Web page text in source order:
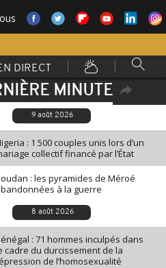
DIRECT
MINUTE
9 août 2026
: 1 500 couples unis lors d’un
collectif financé par l’État
: les pyramides de Méroé
à la guerre
8 août 2026
: 71 hommes inculpés dans
cadre du durcissement de la
de l’homosexualité